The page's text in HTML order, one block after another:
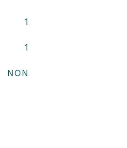
1
1
NON